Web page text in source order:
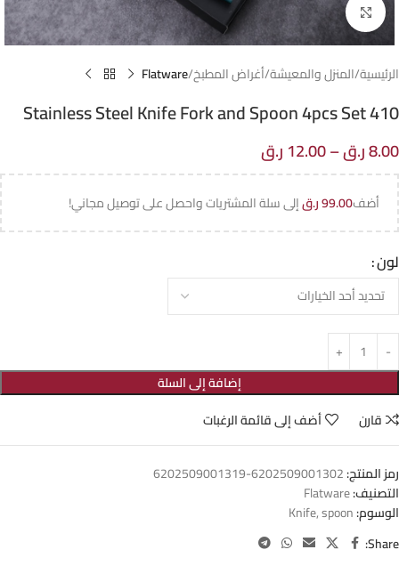
Click to enlarge
الرئيسية المنزل والمعيشة أغراض المطبخ Flatware
410 Stainless Steel Knife Fork and Spoon 4pcs Set
8.00ر.ق–
12.00 ر.ق
أضف99.00ر.قإلى سلة المشتريات واحصل على توصيل مجاني!
لون
إضافة إلى السلة
قارن
أضف إلى قائمة الرغبات
رمز المنتج:6202509001302-6202509001319
التصنيف:Flatware
الوسوم:
Knife,spoon
Share: